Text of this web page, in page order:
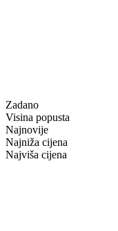
Zadano
Visina popusta
Najnovije
Najniža cijena
Najviša cijena